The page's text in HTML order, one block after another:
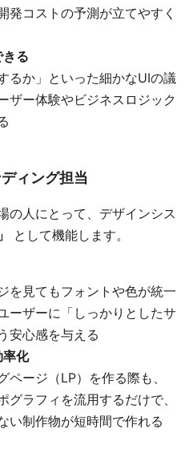
発コストの予測が立てやすく
きる
るか」といった細かなUIの議
ザー体験やビジネスロジック
ィング担当
の人にとって、デザインシス
として機能します。
を見てもフォントや色が統一
ーザーに「しっかりとしたサ
安心感を与える
率化
ページ（LP）を作る際も、
グラフィを流用するだけで、
い制作物が短時間で作れる